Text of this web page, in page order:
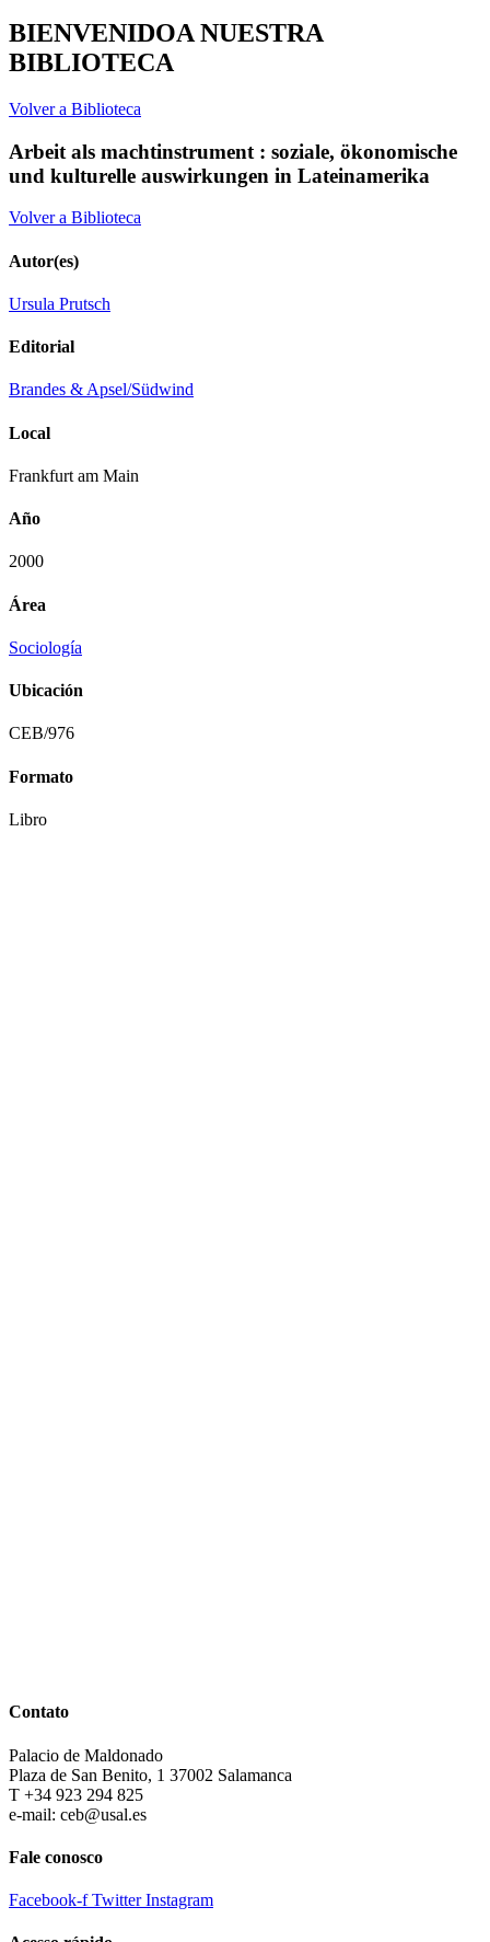
BIENVENIDOA NUESTRA
BIBLIOTECA
Volver a Biblioteca
Arbeit als machtinstrument : soziale, ökonomische
und kulturelle auswirkungen in Lateinamerika
Volver a Biblioteca
Autor(es)
Ursula Prutsch
Editorial
Brandes & Apsel/Südwind
Local
Frankfurt am Main
Año
2000
Área
Sociología
Ubicación
CEB/976
Formato
Libro
Contato
Palacio de Maldonado
Plaza de San Benito, 1 37002 Salamanca
T +34 923 294 825
e-mail: ceb@usal.es
Fale conosco
Facebook-f Twitter Instagram